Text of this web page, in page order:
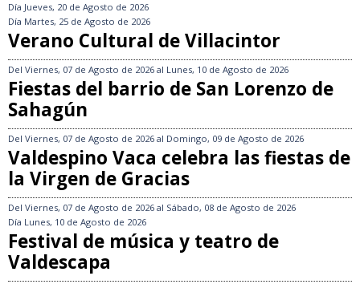
Día Jueves, 20 de Agosto de 2026
Día Martes, 25 de Agosto de 2026
Verano Cultural de Villacintor
Del Viernes, 07 de Agosto de 2026 al Lunes, 10 de Agosto de 2026
Fiestas del barrio de San Lorenzo de
Sahagún
Del Viernes, 07 de Agosto de 2026 al Domingo, 09 de Agosto de 2026
Valdespino Vaca celebra las fiestas de
la Virgen de Gracias
Del Viernes, 07 de Agosto de 2026 al Sábado, 08 de Agosto de 2026
Día Lunes, 10 de Agosto de 2026
Festival de música y teatro de
Valdescapa